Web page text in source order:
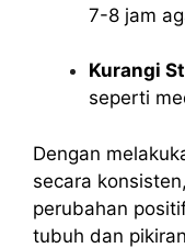
7-8 jam
Kurangi
seperti
Dengan
secara
perubahan
tubuh dan